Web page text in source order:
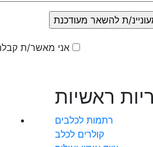
אני מאשר/ת קבלת
ראשיות
רתמות לכלבים
קולרים לכלב